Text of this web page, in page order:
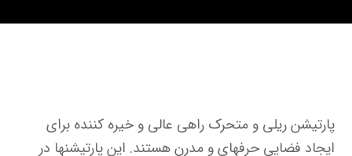
پارتیشن ریلی و متحرک راهی عالی و خیره کننده برای
ایجاد فضایی حرفه‎ای و مدرن هستند. این پارتیشن‎ها در